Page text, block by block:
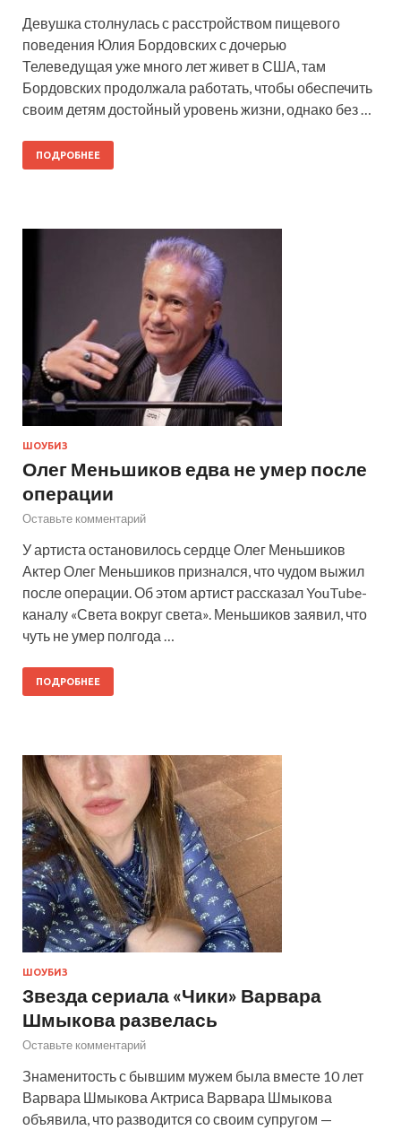
Девушка столнулась с расстройством пищевого
поведения Юлия Бордовских с дочерью
Телеведущая уже много лет живет в США, там
Бордовских продолжала работать, чтобы обеспечить
своим детям достойный уровень жизни, однако без …
ПОДРОБНЕЕ
ШОУБИЗ
Олег Меньшиков едва не умер после
операции
Оставьте комментарий
У артиста остановилось сердце Олег Меньшиков
Актер Олег Меньшиков признался, что чудом выжил
после операции. Об этом артист рассказал YouTube-
каналу «Света вокруг света». Меньшиков заявил, что
чуть не умер полгода …
ПОДРОБНЕЕ
ШОУБИЗ
Звезда сериала «Чики» Варвара
Шмыкова развелась
Оставьте комментарий
Знаменитость с бывшим мужем была вместе 10 лет
Варвара Шмыкова Актриса Варвара Шмыкова
объявила, что разводится со своим супругом —